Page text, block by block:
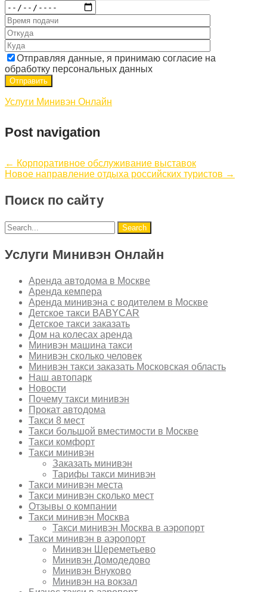
Отправляя данные, я принимаю согласие на
обработку персональных данных
Услуги Минивэн Онлайн
Post navigation
← Корпоративное обслуживание выставок
Новое направление отдыха российских туристов →
Поиск по сайту
Услуги Минивэн Онлайн
Аренда автодома в Москве
Аренда кемпера
Аренда минивэна с водителем в Москве
Детское такси BABYCAR
Детское такси заказать
Дом на колесах аренда
Минивэн машина такси
Минивэн сколько человек
Минивэн такси заказать Московская область
Наш автопарк
Новости
Почему такси минивэн
Прокат автодома
Такси 8 мест
Такси большой вместимости в Москве
Такси комфорт
Такси минивэн
Заказать минивэн
Тарифы такси минивэн
Такси минивэн места
Такси минивэн сколько мест
Отзывы о компании
Такси минивэн Москва
Такси минивэн Москва в аэропорт
Такси минивэн в аэропорт
Минивэн Шереметьево
Минивэн Домодедово
Минивэн Внуково
Минивэн на вокзал